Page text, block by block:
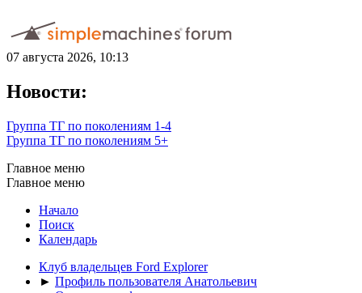
07 августа 2026, 10:13
Новости:
Группа ТГ по поколениям 1-4
Группа ТГ по поколениям 5+
Главное меню
Главное меню
Начало
Поиск
Календарь
Клуб владельцев Ford Explorer
► Профиль пользователя Анатольевич